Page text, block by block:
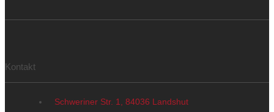
Kontakt
Schweriner Str. 1, 84036 Landshut